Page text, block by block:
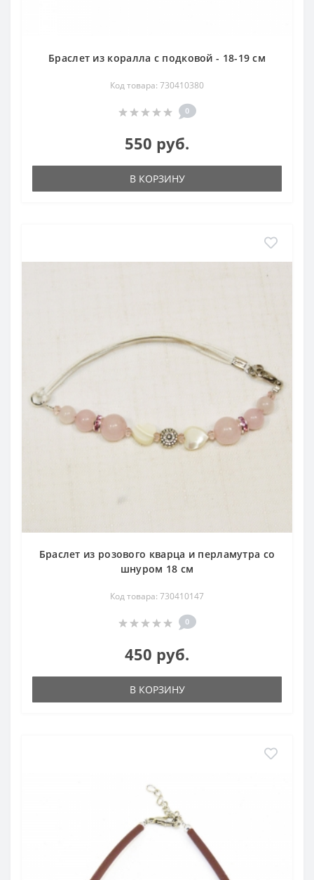
Браслет из коралла с подковой - 18-19 см
Код товара: 730410380
0
550 руб.
В КОРЗИНУ
Браслет из розового кварца и перламутра со
шнуром 18 см
Код товара: 730410147
0
450 руб.
В КОРЗИНУ